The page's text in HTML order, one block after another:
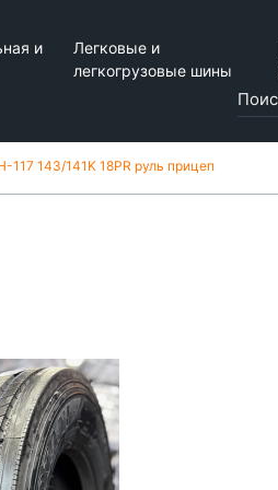
и
Легковые и
легкогрузовые шины
117 143/141K 18PR руль прицеп